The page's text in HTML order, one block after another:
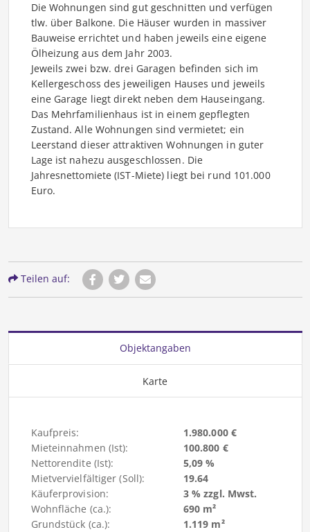
Die Wohnungen sind gut geschnitten und verfügen
tlw. über Balkone. Die Häuser wurden in massiver
Bauweise errichtet und haben jeweils eine eigene
Ölheizung aus dem Jahr 2003.
Jeweils zwei bzw. drei Garagen befinden sich im
Kellergeschoss des jeweiligen Hauses und jeweils
eine Garage liegt direkt neben dem Hauseingang.
Das Mehrfamilienhaus ist in einem gepflegten
Zustand. Alle Wohnungen sind vermietet; ein
Leerstand dieser attraktiven Wohnungen in guter
Lage ist nahezu ausgeschlossen. Die
Jahresnettomiete (IST-Miete) liegt bei rund 101.000
Euro.
Teilen auf:
Objektangaben
Karte
Kaufpreis:
1.980.000 €
Mieteinnahmen (Ist):
100.800 €
Nettorendite (Ist):
5,09 %
Mietvervielfältiger (Soll):
19.64
Käuferprovision:
3 % zzgl. Mwst.
Wohnfläche (ca.):
690 m²
Grundstück (ca.):
1.119 m²